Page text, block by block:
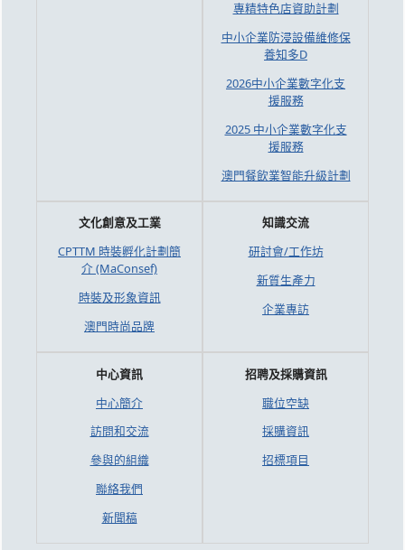
專精特色店資助計劃
中小企業防浸設備維修保
養知多D
2026中小企業數字化支
援服務
2025 中小企業數字化支
援服務
澳門餐飲業智能升級計劃
文化創意及工業
CPTTM 時裝孵化計劃簡
介 (MaConsef)
時裝及形象資訊
澳門時尚品牌
知識交流
研討會/工作坊
新質生產力
企業專訪
中心資訊
中心簡介
訪問和交流
參與的組織
聯絡我們
新聞稿
招聘及採購資訊
職位空缺
採購資訊
招標項目